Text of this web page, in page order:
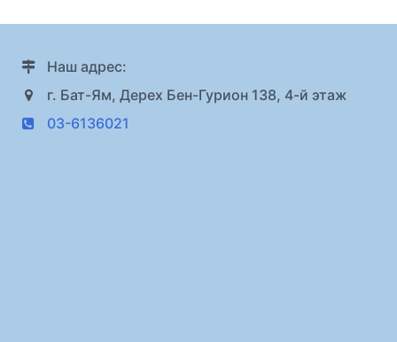
Наш адрес:
г. Бат-Ям, Дерех Бен-Гурион 138, 4-й этаж
03-6136021